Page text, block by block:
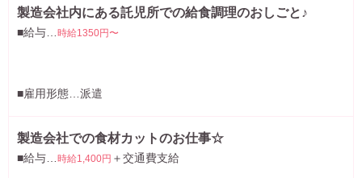
製造会社内にある託児所での給食調理のおしごと♪
■給与… 時給1350円〜
■雇用形態…派遣
製造会社での食材カットのお仕事☆
■給与… 時給1,400円 ＋交通費支給